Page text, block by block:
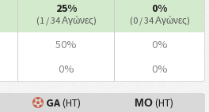
25%
(1 / 34 Αγώνες)
0%
(0 / 34 Αγώνες)
50% 0%
0% 0%
GA(HT) ΜΟ(HT)